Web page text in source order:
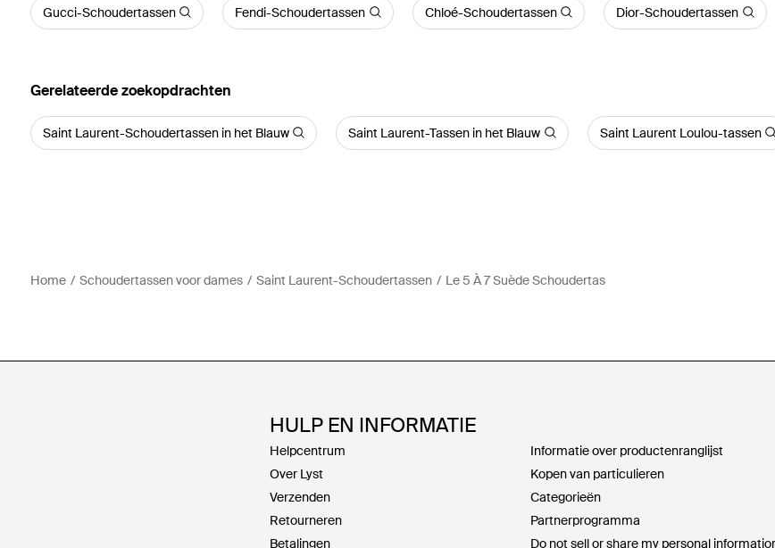
Gucci-Schoudertassen Fendi-Schoudertassen Chloé-Schoudertassen Dior-Schoudertassen
Gerelateerde zoekopdrachten
Saint Laurent-Schoudertassen in het Blauw Saint Laurent-Tassen in het Blauw Saint Laurent Loulou-tassen
Home Schoudertassen voor dames Saint Laurent-Schoudertassen Le 5 À 7 Suède Schoudertas
HULP EN INFORMATIE
Helpcentrum
Over Lyst
Verzenden
Retourneren
Betalingen
Informatie over productenranglijst
Kopen van particulieren
Categorieën
Partnerprogramma
Do not sell or share my personal